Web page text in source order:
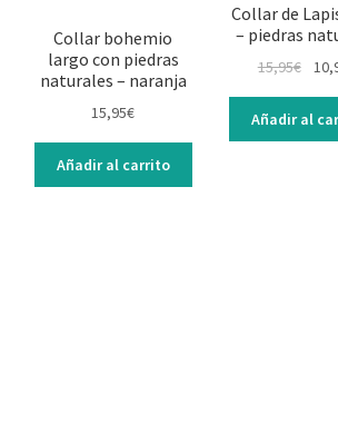
página
producto
Collar bohemio
largo con piedras
naturales – naranja
15,95€
Añadir al carrito
Collar de
– piedras
15,95€
era:
Añadir al